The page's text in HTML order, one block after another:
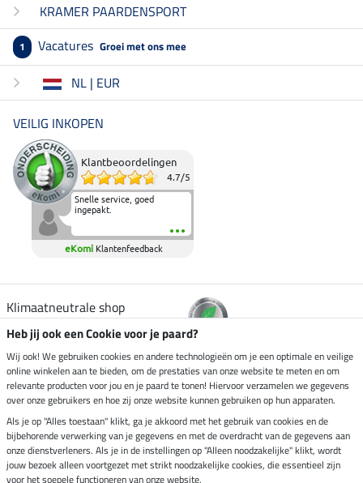
KRAMER PAARDENSPORT
1 Vacatures Groei met ons mee
NL | EUR
VEILIG INKOPEN
Klantbeoordelingen
4.7/5
Snelle service, goed
ingepakt.
eKomi Klantenfeedback
Klimaatneutrale shop
Verzending per
Veilig betalen met
Heb jij ook een Cookie voor je paard?
Wij ook! We gebruiken cookies en andere technologieën om je een optimale en veilige
online winkelen aan te bieden, om de prestaties van onze website te meten en om
relevante producten voor jou en je paard te tonen! Hiervoor verzamelen we gegevens
over onze gebruikers en hoe zij onze website kunnen gebruiken op hun apparaten.
Als je op "Alles toestaan" klikt, ga je akkoord met het gebruik van cookies en de
bijbehorende verwerking van je gegevens en met de overdracht van de gegevens aan
onze dienstverleners. Als je in de instellingen op "Alleen noodzakelijke" klikt, wordt
jouw bezoek alleen voortgezet met strikt noodzakelijke cookies, die essentieel zijn
voor het soepele functioneren van onze website.